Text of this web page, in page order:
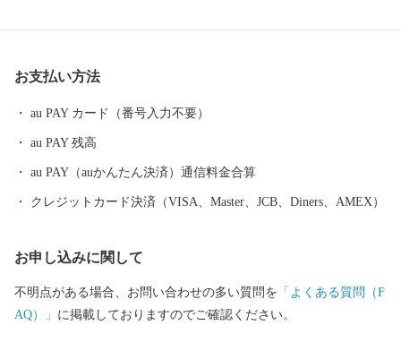
創り・繋いでいく為のプロジェクトが策定されました。それが ”錦
（町）・寄附者の皆さまの「想い」を直接町の力に変え、錦江町
ふるさと納税に関わっていただく皆さまとの「絆」を深めるため
に、寄附者の皆さまが町の「取り組み」や事業者の「想い」に共
お支払い方法
au PAY カード（番号入力不要）
au PAY 残高
au PAY（auかんたん決済）通信料金合算
クレジットカード決済（VISA、Master、JCB、Diners、AMEX）
お申し込みに関して
不明点がある場合、お問い合わせの多い質問を 「よくある質問（F
AQ）」 に掲載しておりますのでご確認ください。